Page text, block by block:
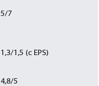
5/7
1,3/1,5 (с EPS)
4,8/5